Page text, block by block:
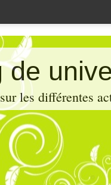
de
les différentes